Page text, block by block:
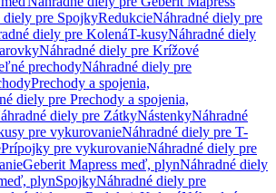
diely pre SpojkyRedukcieNáhradné diely pre
diely pre KolenáT-kusyNáhradné diely
Náhradné diely pre Krížové
prechodyNáhradné diely pre
Prechody a spojenia,
diely pre Prechody a spojenia,
diely pre ZátkyNástenkyNáhradné
pre vykurovanieNáhradné diely pre T-
Prípojky pre vykurovanieNáhradné diely pre
Geberit Mapress meď, plynNáhradné diely
plynSpojkyNáhradné diely pre